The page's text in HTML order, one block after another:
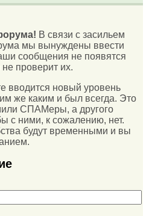
В связи с засильем
мы вынуждены ввести
сообщения не появятся
проверит их.
вводится новый уровень
же каким и был всегда. Это
СПАМеры, а другого
с ними, к сожалению, нет.
будут временными и вы